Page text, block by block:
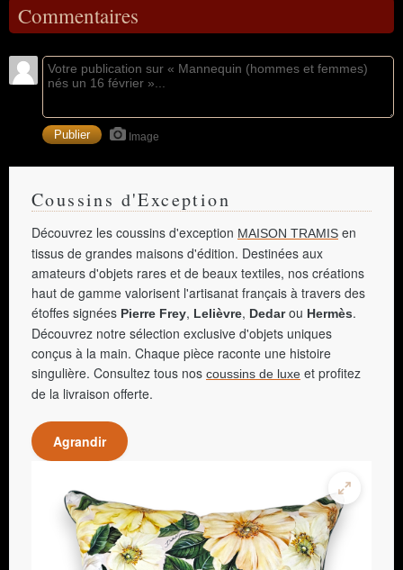
Commentaires
Image
Coussins d'Exception
Découvrez les coussins d'exception MAISON TRAMIS en
tissus de grandes maisons d'édition. Destinées aux
amateurs d'objets rares et de beaux textiles, nos créations
haut de gamme valorisent l'artisanat français à travers des
étoffes signées Pierre Frey, Lelièvre, Dedarou Hermès.
Découvrez notre sélection exclusive d'objets uniques
conçus à la main. Chaque pièce raconte une histoire
singulière. Consultez tous nos coussins de luxe et profitez
de la livraison offerte.
Agrandir